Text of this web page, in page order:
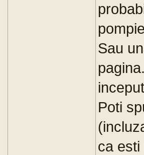
Sau
Poti
ca esti